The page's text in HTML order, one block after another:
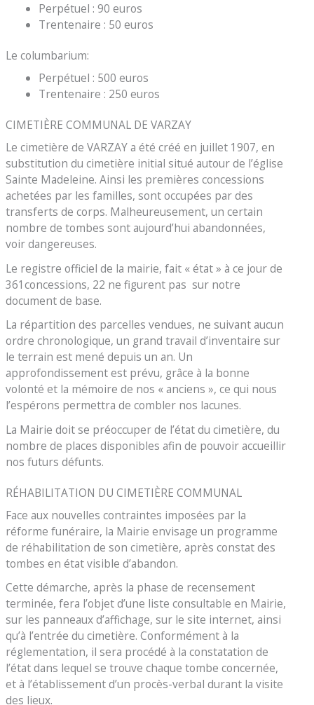
Perpétuel : 90 euros
Trentenaire : 50 euros
Le columbarium:
Perpétuel : 500 euros
Trentenaire : 250 euros
CIMETIÈRE COMMUNAL DE VARZAY
Le cimetière de VARZAY a été créé en juillet 1907, en
substitution du cimetière initial situé autour de l’église
Sainte Madeleine. Ainsi les premières concessions
achetées par les familles, sont occupées par des
transferts de corps. Malheureusement, un certain
nombre de tombes sont aujourd’hui abandonnées,
voir dangereuses.
Le registre officiel de la mairie, fait « état » à ce jour de
361concessions, 22 ne figurent pas sur notre
document de base.
La répartition des parcelles vendues, ne suivant aucun
ordre chronologique, un grand travail d’inventaire sur
le terrain est mené depuis un an. Un
approfondissement est prévu, grâce à la bonne
volonté et la mémoire de nos « anciens », ce qui nous
l’espérons permettra de combler nos lacunes.
La Mairie doit se préoccuper de l’état du cimetière, du
nombre de places disponibles afin de pouvoir accueillir
nos futurs défunts.
RÉHABILITATION DU CIMETIÈRE COMMUNAL
Face aux nouvelles contraintes imposées par la
réforme funéraire, la Mairie envisage un programme
de réhabilitation de son cimetière, après constat des
tombes en état visible d’abandon.
Cette démarche, après la phase de recensement
terminée, fera l’objet d’une liste consultable en Mairie,
sur les panneaux d’affichage, sur le site internet, ainsi
qu’à l’entrée du cimetière. Conformément à la
réglementation, il sera procédé à la constatation de
l’état dans lequel se trouve chaque tombe concernée,
et à l’établissement d’un procès-verbal durant la visite
des lieux.